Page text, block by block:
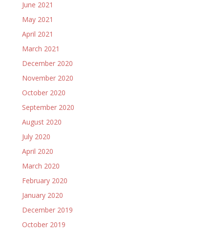
June 2021
May 2021
April 2021
March 2021
December 2020
November 2020
October 2020
September 2020
August 2020
July 2020
April 2020
March 2020
February 2020
January 2020
December 2019
October 2019